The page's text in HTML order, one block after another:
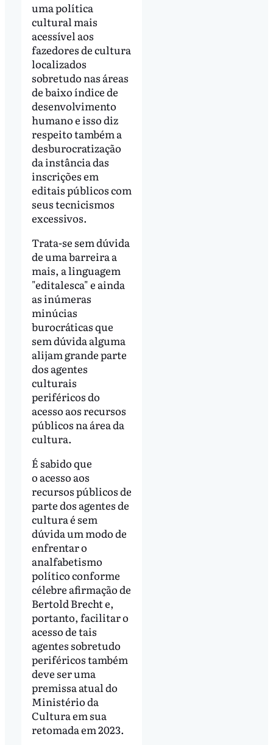
uma política
cultural mais
acessível aos
fazedores de cultura
localizados
sobretudo nas áreas
de baixo índice de
desenvolvimento
humano e isso diz
respeito também a
desburocratização
da instância das
inscrições em
editais públicos com
seus tecnicismos
excessivos.
Trata-se sem dúvida
de uma barreira a
mais, a linguagem
"editalesca" e ainda
as inúmeras
minúcias
burocráticas que
sem dúvida alguma
alijam grande parte
dos agentes
culturais
periféricos do
acesso aos recursos
públicos na área da
cultura.
É sabido que
o acesso aos
recursos públicos de
parte dos agentes de
cultura é sem
dúvida um modo de
enfrentar o
analfabetismo
político conforme
célebre afirmação de
Bertold Brecht e,
portanto, facilitar o
acesso de tais
agentes sobretudo
periféricos também
deve ser uma
premissa atual do
Ministério da
Cultura em sua
retomada em 2023.